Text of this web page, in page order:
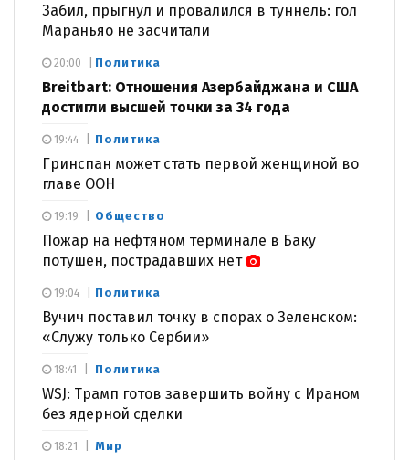
Забил, прыгнул и провалился в туннель: гол
Мараньяо не засчитали
Политика
Breitbart: Отношения Азербайджана и США
достигли высшей точки за 34 года
20:00
Политика
Гринспан может стать первой женщиной во
главе ООН
19:44
Общество
Пожар на нефтяном терминале в Баку
потушен, пострадавших нет
19:19
Политика
Вучич поставил точку в спорах о Зеленском:
«Служу только Сербии»
19:04
Политика
WSJ: Трамп готов завершить войну с Ираном
без ядерной сделки
18:41
Мир
18:21